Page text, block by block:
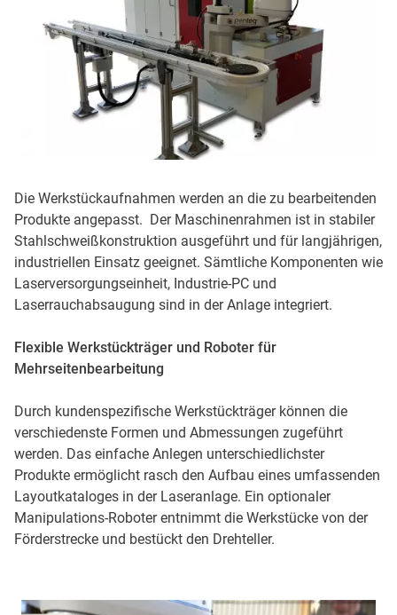
Die Werkstückaufnahmen werden an die zu bearbeitenden
Produkte angepasst. ​ Der Maschinenrahmen ist in stabiler
Stahlschweißkonstruktion ausgeführt und für langjährigen,
industriellen Einsatz geeignet. Sämtliche Komponenten wie
Laserversorgungseinheit, Industrie-PC und
Laserrauchabsaugung sind in der Anlage integriert.
Flexible Werkstückträger und Roboter für
Mehrseitenbearbeitung
Durch kundenspezifische Werkstückträger können die
verschiedenste Formen und Abmessungen zugeführt
werden. Das einfache Anlegen unterschiedlichster
Produkte ermöglicht rasch den Aufbau eines umfassenden
Layoutkataloges in der Laseranlage. Ein optionaler
Manipulations-Roboter entnimmt die Werkstücke von der
Förderstrecke und bestückt den Drehteller.